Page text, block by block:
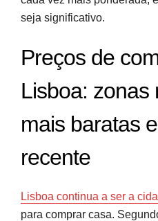
seja significativo.
Preços de
Lisboa: zonas
mais baratas
recente
Lisboa continua a ser a
para comprar casa.